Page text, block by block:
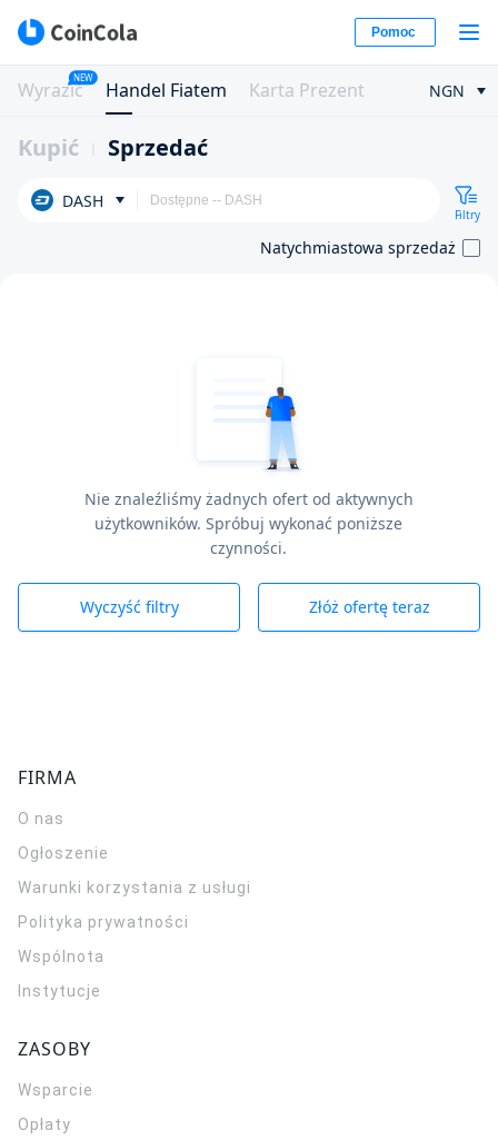
Pomoc
Wyrazić
NEW
Handel Fiatem Karta Prezent NGN
Kupić Sprzedać
DASH
Filtry
Natychmiastowa sprzedaż
Nie znaleźliśmy żadnych ofert od aktywnych
użytkowników. Spróbuj wykonać poniższe
czynności.
Wyczyść filtry Złóż ofertę teraz
FIRMA
O nas
Ogłoszenie
Warunki korzystania z usługi
Polityka prywatności
Wspólnota
Instytucje
ZASOBY
Wsparcie
Opłaty